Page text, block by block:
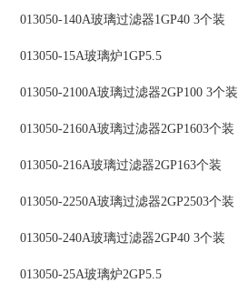
013050-140A玻璃过滤器1GP40 3个装
013050-15A玻璃炉1GP5.5
013050-2100A玻璃过滤器2GP100 3个装
013050-2160A玻璃过滤器2GP1603个装
013050-216A玻璃过滤器2GP163个装
013050-2250A玻璃过滤器2GP2503个装
013050-240A玻璃过滤器2GP40 3个装
013050-25A玻璃炉2GP5.5